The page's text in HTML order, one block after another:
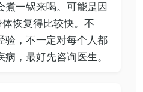
煮一锅来喝。可能是因
恢复得比较快。不
验，不一定对每个人都
，最好先咨询医生。